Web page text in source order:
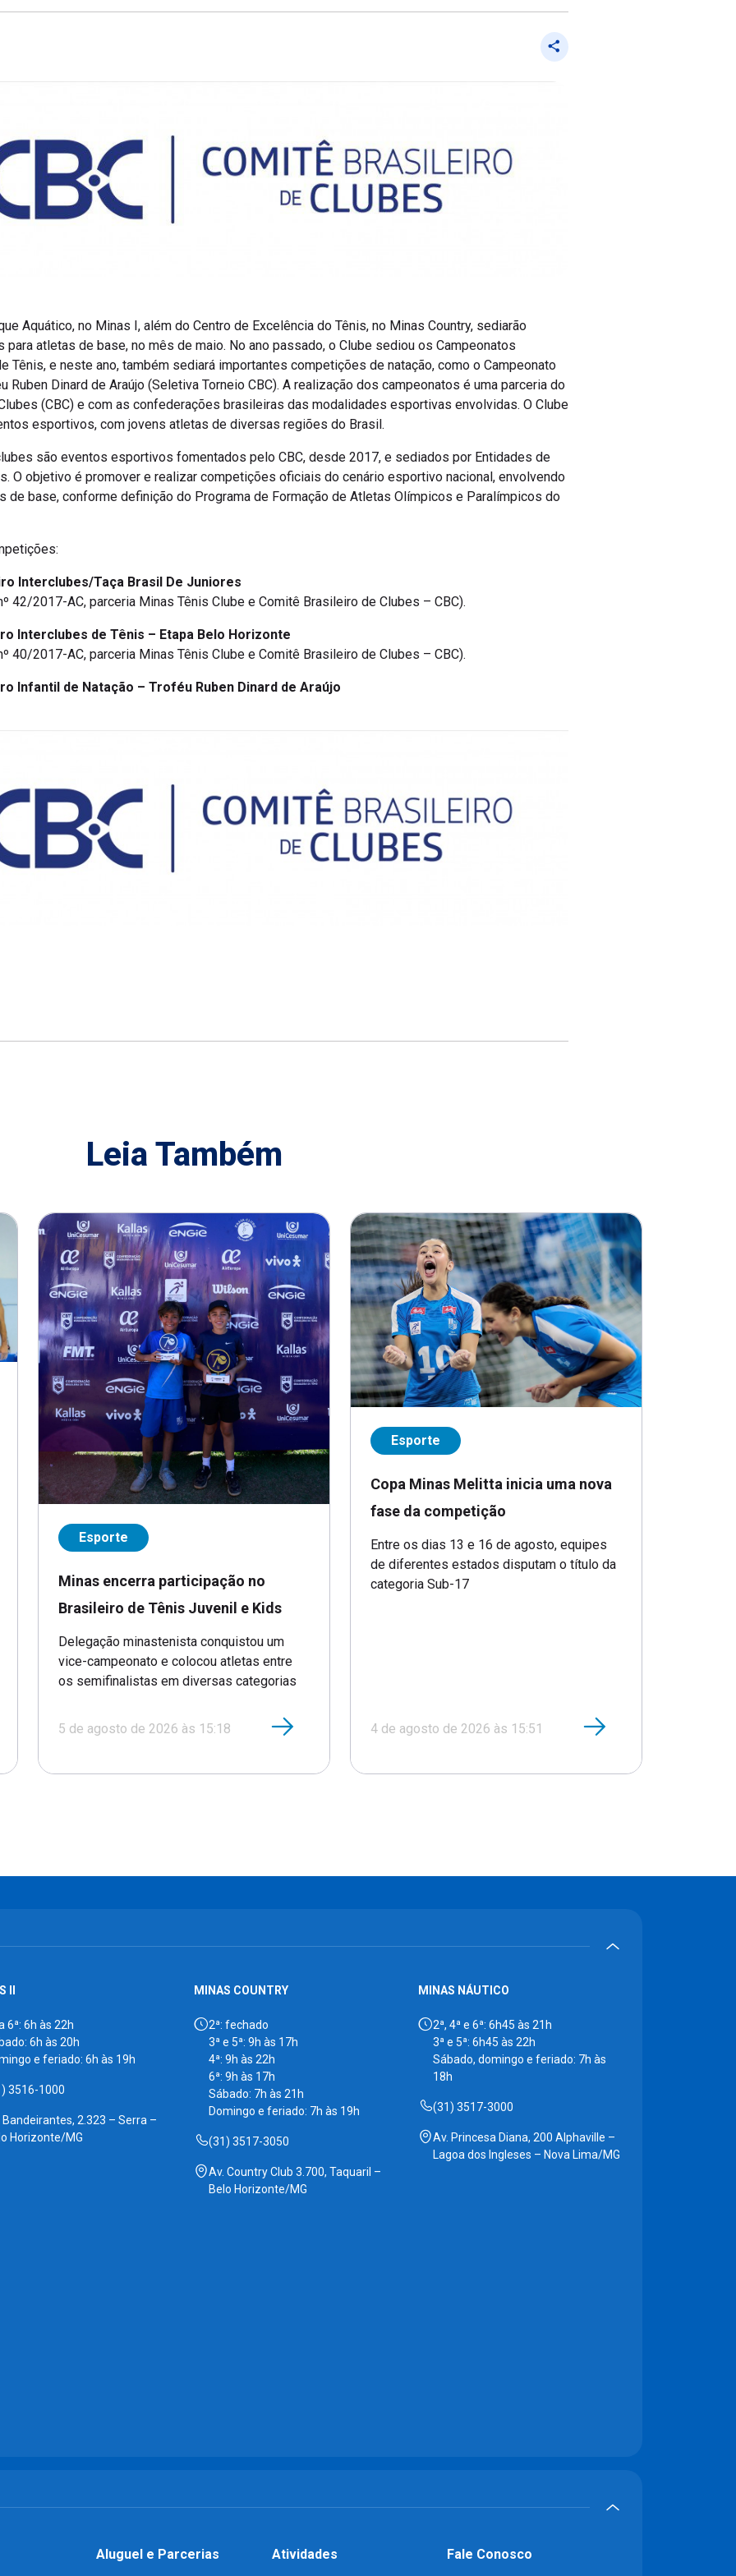
Aquático, no Minas I, além do Centro de Excelência do Tênis, no Minas Country, sediarão
atletas de base, no mês de maio. No ano passado, o Clube sediou os Campeonatos
Tênis, e neste ano, também sediará importantes competições de natação, como o Campeonato
Dinard de Araújo (Seletiva Torneio CBC). A realização dos campeonatos é uma parceria do
(CBC) e com as confederações brasileiras das modalidades esportivas envolvidas. O Clube
esportivos, com jovens atletas de diversas regiões do Brasil.
são eventos esportivos fomentados pelo CBC, desde 2017, e sediados por Entidades de
O objetivo é promover e realizar competições oficiais do cenário esportivo nacional, envolvendo
de base, conforme definição do Programa de Formação de Atletas Olímpicos e Paralímpicos do
Interclubes/Taça Brasil De Juniores
42/2017-AC, parceria Minas Tênis Clube e Comitê Brasileiro de Clubes – CBC).
Interclubes de Tênis – Etapa Belo Horizonte
40/2017-AC, parceria Minas Tênis Clube e Comitê Brasileiro de Clubes – CBC).
Infantil de Natação – Troféu Ruben Dinard de Araújo
Leia Também
Esporte
Minas encerra participação no
Brasileiro de Tênis Juvenil e Kids
Delegação minastenista conquistou um
vice-campeonato e colocou atletas entre
os semifinalistas em diversas categorias
5 de agosto de 2026 às 15:18
Esporte
Copa Minas Melitta inicia uma nova
fase da competição
Entre os dias 13 e 16 de agosto, equipes
de diferentes estados disputam o título da
categoria Sub-17
4 de agosto de 2026 às 15:51
II
6ª: 6h às 22h
6h às 20h
e feriado: 6h às 19h
3516-1000
Bandeirantes, 2.323 – Serra –
Horizonte/MG
MINAS COUNTRY
2ª: fechado
3ª e 5ª: 9h às 17h
4ª: 9h às 22h
6ª: 9h às 17h
Sábado: 7h às 21h
Domingo e feriado: 7h às 19h
(31) 3517-3050
Av. Country Club 3.700, Taquaril –
Belo Horizonte/MG
MINAS NÁUTICO
2ª, 4ª e 6ª: 6h45 às 21h
3ª e 5ª: 6h45 às 22h
Sábado, domingo e feriado: 7h às
18h
(31) 3517-3000
Av. Princesa Diana, 200 Alphaville –
Lagoa dos Ingleses – Nova Lima/MG
Aluguel e Parcerias
Atividades
Fale Conosco